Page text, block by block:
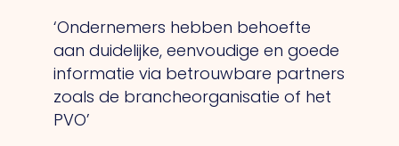
‘Ondernemers hebben behoefte
aan duidelijke, eenvoudige en goede
informatie via betrouwbare partners
zoals de brancheorganisatie of het
PVO’